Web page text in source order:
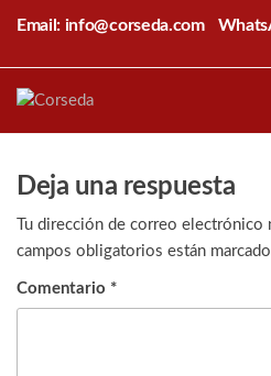
contenido
Email: info@corseda.com
sericultura
Deja una respuesta
Tu dirección de correo electrónico
campos obligatorios están
Comentario *